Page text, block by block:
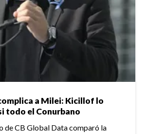
a Milei: Kicillof lo
todo el Conurbano
de CB Global Data comparó la